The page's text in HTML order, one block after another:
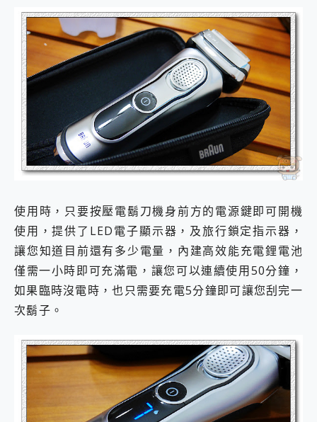
使用時，只要按壓電鬍刀機身前方的電源鍵即可開機
使用，提供了LED電子顯示器，及旅行鎖定指示器，
讓您知道目前還有多少電量，內建高效能充電鋰電池
僅需一小時即可充滿電，讓您可以連續使用50分鐘，
如果臨時沒電時，也只需要充電5分鐘即可讓您刮完一
次鬍子。